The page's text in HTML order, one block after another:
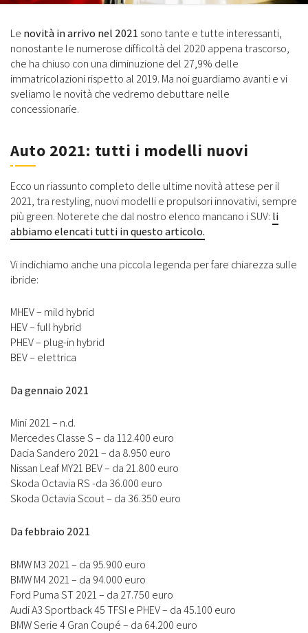
Le novità in arrivo nel 2021 sono tante e tutte interessanti,
nonostante le numerose difficoltà del 2020 appena trascorso,
che ha chiuso con una diminuzione del 27,9% delle
immatricolazioni rispetto al 2019. Ma noi guardiamo avanti e vi
sveliamo le novità che vedremo debuttare nelle
concessionarie.
Auto 2021: tutti i modelli nuovi
Ecco un riassunto completo delle ultime novità attese per il
2021, tra restyling, nuovi modelli e propulsori innovativi, sempre
più green. Noterete che dal nostro elenco mancano i SUV: li
abbiamo elencati tutti in questo articolo.
Vi indichiamo anche una piccola legenda per fare chiarezza sulle
ibride:
MHEV – mild hybrid
HEV – full hybrid
PHEV – plug-in hybrid
BEV – elettrica
Da gennaio 2021
Mini 2021 – n.d.
Mercedes Classe S – da 112.400 euro
Dacia Sandero 2021 – da 8.950 euro
Nissan Leaf MY21 BEV – da 21.800 euro
Skoda Octavia RS -da 36.000 euro
Skoda Octavia Scout – da 36.350 euro
Da febbraio 2021
BMW M3 2021 – da 95.900 euro
BMW M4 2021 – da 94.000 euro
Ford Puma ST 2021 – da 27.750 euro
Audi A3 Sportback 45 TFSI e PHEV – da 45.100 euro
BMW Serie 4 Gran Coupé – da 64.200 euro